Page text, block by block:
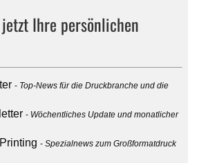
Ihre persönlichen
Top-News für die Druckbranche und die
Wöchentliches Update und monatlicher
Spezialnews zum Großformatdruck